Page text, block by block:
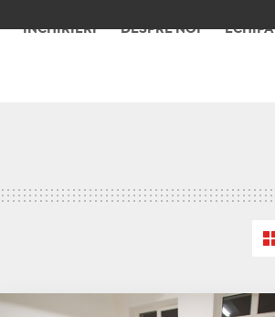
ÎNCHIRIERI DESPRE NOI ECHIPA